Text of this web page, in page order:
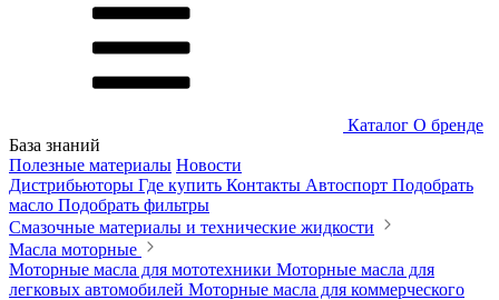
Каталог О бренде
База знаний
Полезные материалы Новости
Дистрибьюторы Где купить Контакты Автоспорт Подобрать
масло Подобрать фильтры
Смазочные материалы и технические жидкости
Масла моторные
Моторные масла для мототехники Моторные масла для
легковых автомобилей Моторные масла для коммерческого